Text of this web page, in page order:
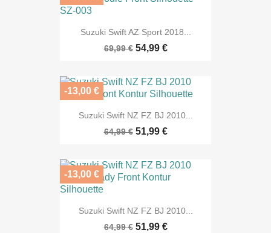
Suzuki Swift AZ Sport 2018...
69,99 € 54,99 €
Suzuki Swift NZ FZ BJ 2010...
64,99 € 51,99 €
-13,00 €
Suzuki Swift NZ FZ BJ 2010...
64,99 € 51,99 €
-13,00 €